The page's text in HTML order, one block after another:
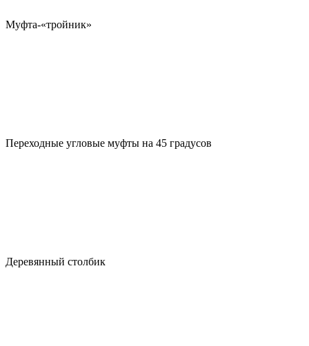
Муфта-«тройник»
Переходные угловые муфты на 45 градусов
Деревянный столбик